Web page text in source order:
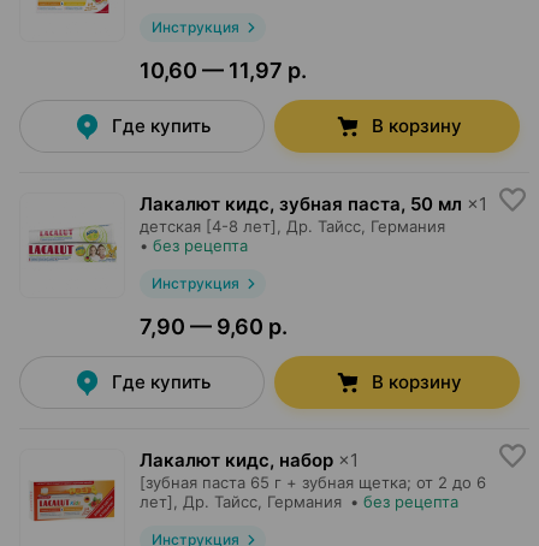
Инструкция
10,60 — 11,97 р.
Где купить В корзину
Лакалют кидс, зубная паста, 50 мл ×1
детская [4-8 лет], Др. Тайсс , Германия
• без рецепта
Инструкция
7,90 — 9,60 р.
Где купить В корзину
Лакалют кидс, набор ×1
[зубная паста 65 г + зубная щетка; от 2 до 6
лет],
Др. Тайсс , Германия • без рецепта
Инструкция